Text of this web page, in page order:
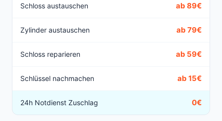
Schloss austauschen ab 89€
Zylinder austauschen ab 79€
Schloss reparieren ab 59€
Schlüssel nachmachen ab 15€
24h Notdienst Zuschlag 0€